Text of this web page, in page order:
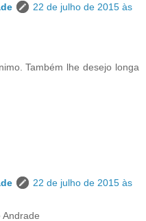
22 de julho de 2015 às
Também lhe desejo longa
22 de julho de 2015 às